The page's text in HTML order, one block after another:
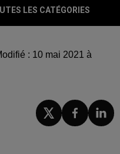
: 10 mai 2021 à